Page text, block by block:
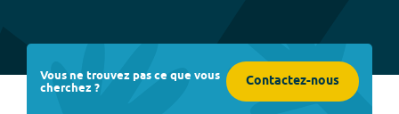
Vous ne trouvez pas ce que vous
cherchez ? Contactez-nous